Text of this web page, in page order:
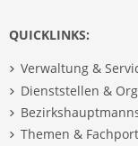
QUICKLINKS:
Verwaltung &
Dienststellen &
Themen &